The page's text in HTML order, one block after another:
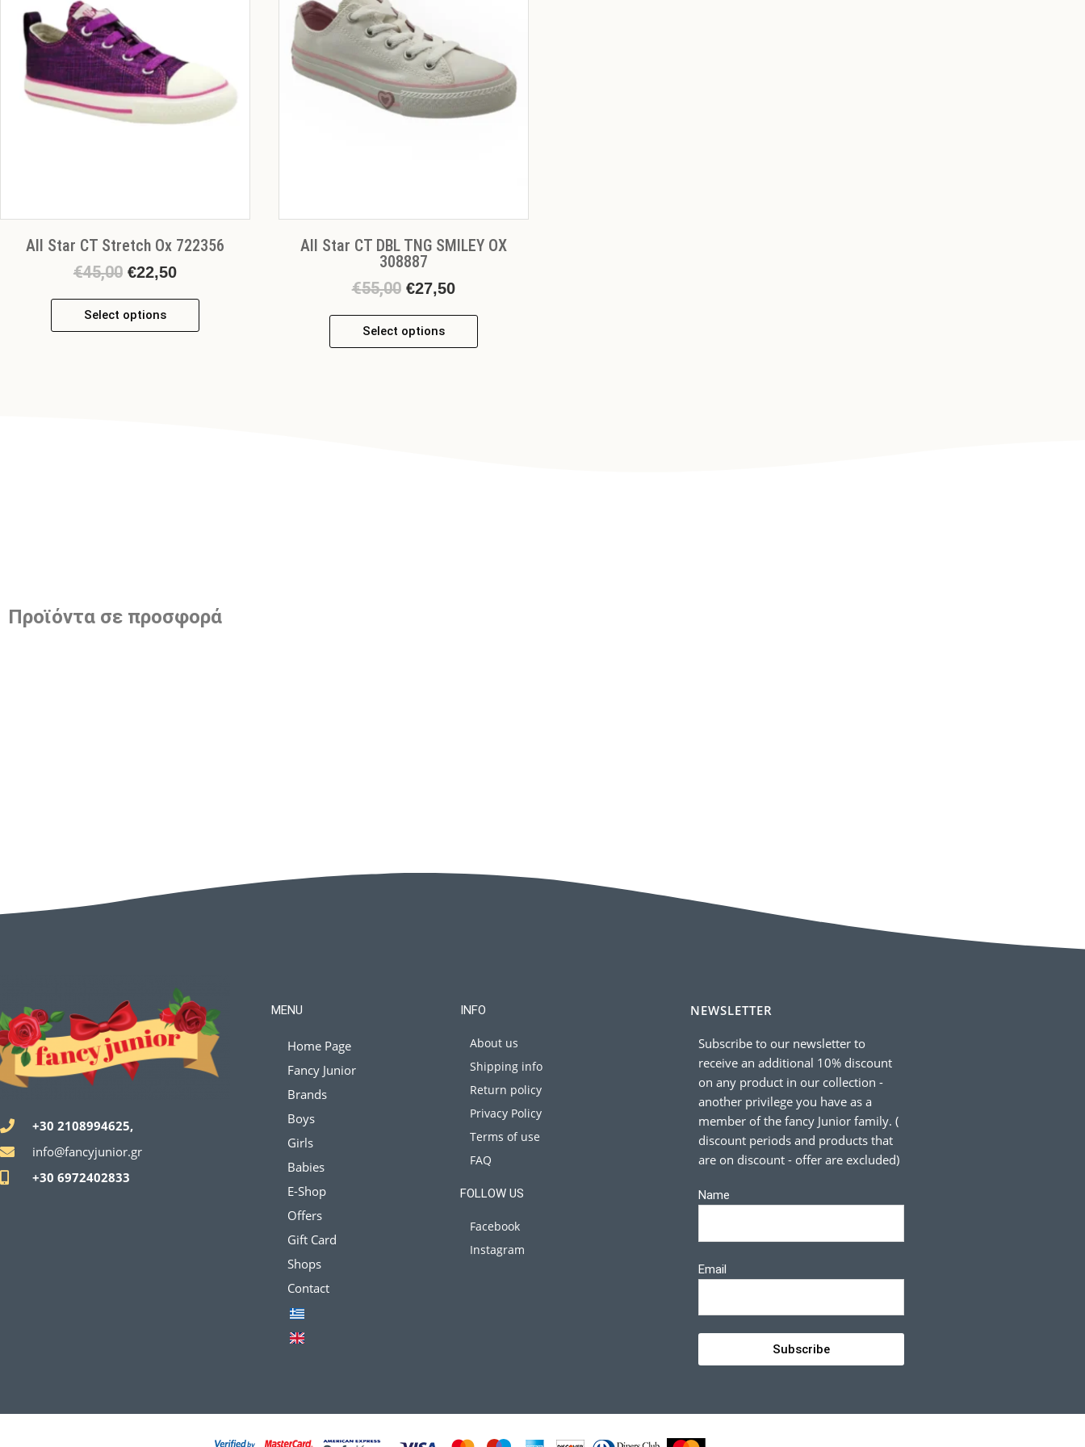
All Star CT Stretch Ox 722356
€45,00 €22,50
Select options
επιλεγούν
All Star CT DBL TNG SMILEY OX
308887
€55,00 €27,50
Select options
επιλεγούν
στη
Προϊόντα σε προσφορά
+30 2108994625,
info@fancyjunior.gr
+30 6972402833
MENU
Home Page
Fancy Junior
Brands
Boys
Girls
Babies
E-Shop
Offers
Gift Card
Shops
Contact
INFO
About us
Shipping info
Return policy
Privacy Policy
Terms of use
FAQ
FOLLOW US
Facebook
Instagram
NEWSLETTER
Subscribe to our newsletter to
receive an additional 10% discount
on any product in our collection -
another privilege you have as a
member of the fancy Junior family. (
discount periods and products that
are on discount - offer are excluded)
Name
Email
Subscribe